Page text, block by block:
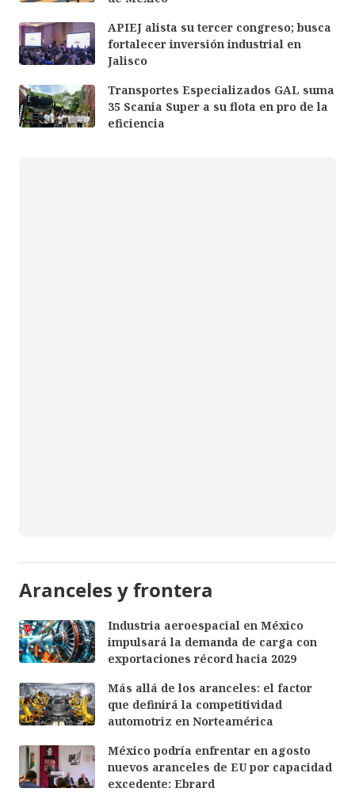
APIEJ alista su tercer congreso; busca
fortalecer inversión industrial en
Jalisco
Transportes Especializados GAL suma
35 Scania Super a su flota en pro de la
eficiencia
Aranceles y frontera
Industria aeroespacial en México
impulsará la demanda de carga con
exportaciones récord hacia 2029
Más allá de los aranceles: el factor
que definirá la competitividad
automotriz en Norteamérica
México podría enfrentar en agosto
nuevos aranceles de EU por capacidad
excedente: Ebrard